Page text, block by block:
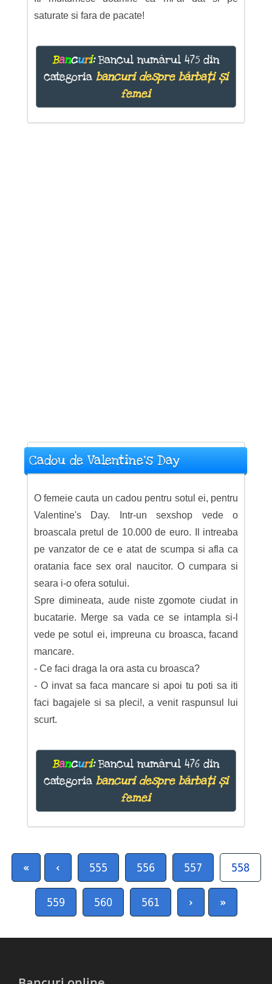
saturate si fara de pacate!
Bancuri:Bancul numărul 475 din
categoria bancuri despre bărbați și
femei
Cadou de Valentine's Day
O femeie cauta un cadou pentru sotul ei, pentru
Valentine's Day. Intr-un sexshop vede o
broascala pretul de 10.000 de euro. Il intreaba
pe vanzator de ce e atat de scumpa si afla ca
oratania face sex oral naucitor. O cumpara si
seara i-o ofera sotului.
Spre dimineata, aude niste zgomote ciudat in
bucatarie. Merge sa vada ce se intampla si-l
vede pe sotul ei, impreuna cu broasca, facand
mancare.
- Ce faci draga la ora asta cu broasca?
- O invat sa faca mancare si apoi tu poti sa iti
faci bagajele si sa pleci!, a venit raspunsul lui
scurt.
Bancuri:Bancul numărul 476 din
categoria bancuri despre bărbați și
femei
« ‹ 555 556 557 558
559 560 561 › »